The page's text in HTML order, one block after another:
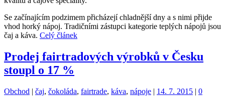
Se začínajícím podzimem přicházejí chladnější dny a s nimi přijde
vhod horký nápoj. Tradičními zástupci kategorie teplých nápojů jsou
čaj a káva. Celý článek
Prodej fairtradových výrobků v Česku
stoupl o 17 %
Kategorie:
Obchod | Štítky:
čaj, čokoláda, fairtrade, káva, nápoje | 14. 7. 2015 | 0